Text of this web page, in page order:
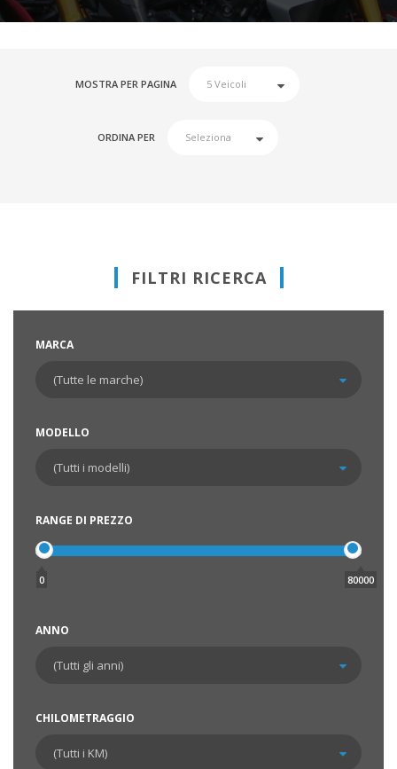
MOSTRA PER PAGINA
ORDINA PER
FILTRI RICERCA
MARCA
MODELLO
RANGE DI PREZZO
0 80000
ANNO
CHILOMETRAGGIO